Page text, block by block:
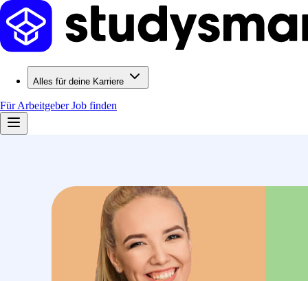
Alles für deine Karriere
Für ArbeitgeberJob finden